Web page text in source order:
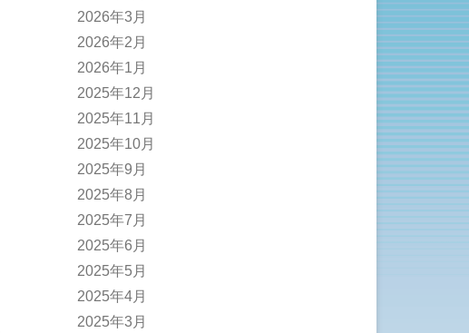
2026年3月
2026年2月
2026年1月
2025年12月
2025年11月
2025年10月
2025年9月
2025年8月
2025年7月
2025年6月
2025年5月
2025年4月
2025年3月